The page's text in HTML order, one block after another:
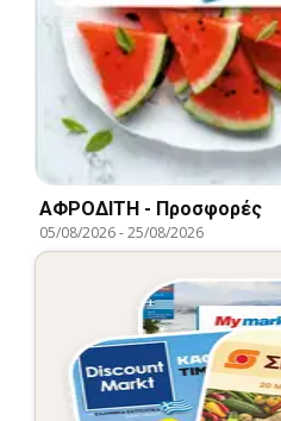
ΑΦΡΟΔΙΤΗ - Προσφορές
05/08/2026-25/08/2026